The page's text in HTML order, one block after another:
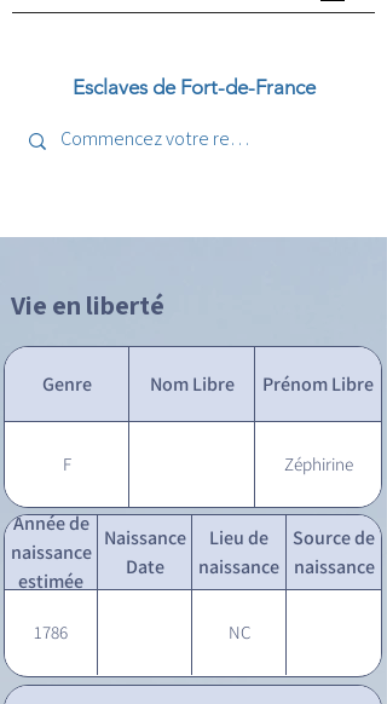
Esclaves de Fort-de-France
Vie en liberté
Genre Nom Libre Prénom Libre
F Zéphirine
Année de
naissance
estimée
Naissance
Date
Lieu de
naissance
Source de
naissance
1786 NC